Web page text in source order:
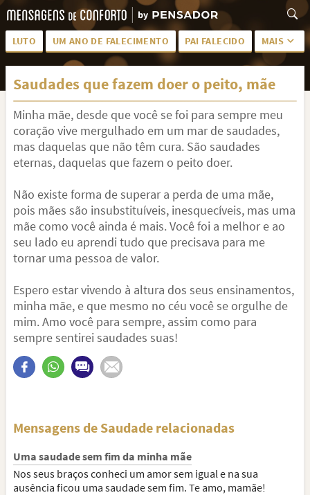
LUTO UM ANO DE FALECIMENTO PAI FALECIDO MAIS
LUTO PARA AMIGA PALAVRAS
SAUDADES DA MÃE PÊSAMES
PÊSAMES PARA AMIGA DESCANSE EM PAZ
MEUS SENTIMENTOS PÊSAMES PARA AMIGO
FRASES DE LUTO PARA AMIGO FIM DE NAMORO
TODAS AS CATEGORIAS
Saudades que fazem doer o peito, mãe
Minha mãe, desde que você se foi para sempre meu
coração vive mergulhado em um mar de saudades,
mas daquelas que não têm cura. São saudades
eternas, daquelas que fazem o peito doer.
Não existe forma de superar a perda de uma mãe,
pois mães são insubstituíveis, inesquecíveis, mas uma
mãe como você ainda é mais. Você foi a melhor e ao
seu lado eu aprendi tudo que precisava para me
tornar uma pessoa de valor.
Espero estar vivendo à altura dos seus ensinamentos,
minha mãe, e que mesmo no céu você se orgulhe de
mim. Amo você para sempre, assim como para
sempre sentirei saudades suas!
Mensagens de Saudade relacionadas
Uma saudade sem fim da minha mãe
Nos seus braços conheci um amor sem igual e na sua
ausência ficou uma saudade sem fim. Te amo, mamãe!